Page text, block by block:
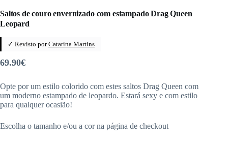
Saltos de couro envernizado com estampado Drag Queen
Leopard
✓ Revisto porCatarina Martins
69.90€
Opte por um estilo colorido com estes saltos Drag Queen com
um moderno estampado de leopardo. Estará sexy e com estilo
para qualquer ocasião!
Escolha o tamanho e/ou a cor na página de checkout